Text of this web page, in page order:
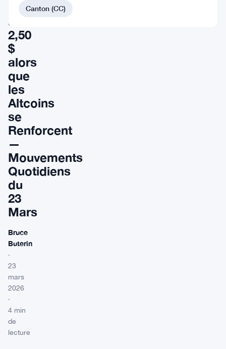
152,79%
à
2,50
$
alors
que
les
Altcoins
se
Renforcent
—
Mouvements
Quotidiens
du
23
Mars
Bruce
Buterin
·
23
mars
2026
·
4 min
de
lecture
Canton (CC)